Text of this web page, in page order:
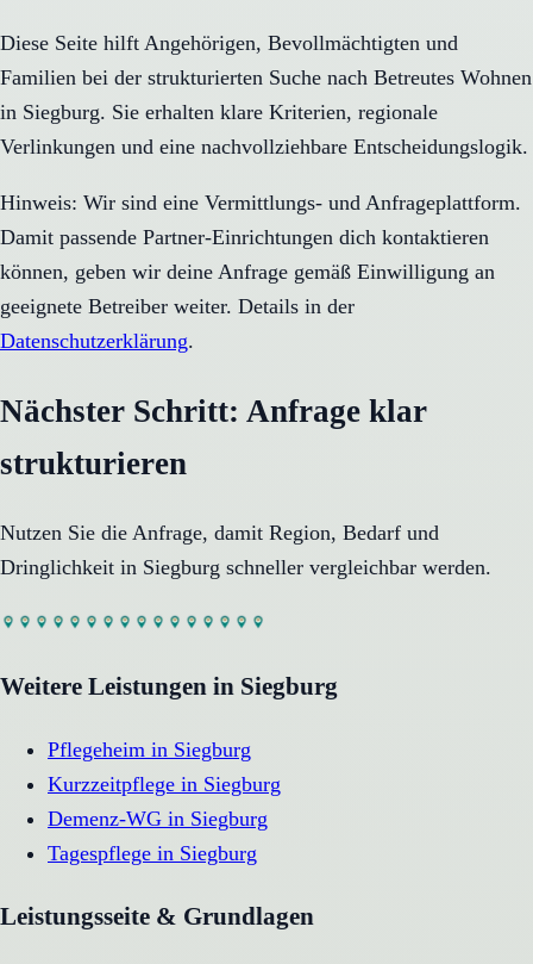
Diese Seite hilft Angehörigen, Bevollmächtigten und
Familien bei der strukturierten Suche nach Betreutes Wohnen
in Siegburg. Sie erhalten klare Kriterien, regionale
Verlinkungen und eine nachvollziehbare Entscheidungslogik.
Hinweis: Wir sind eine Vermittlungs- und Anfrageplattform.
Damit passende Partner-Einrichtungen dich kontaktieren
können, geben wir deine Anfrage gemäß Einwilligung an
geeignete Betreiber weiter. Details in der
Datenschutzerklärung.
Nächster Schritt: Anfrage klar
strukturieren
Nutzen Sie die Anfrage, damit Region, Bedarf und
Dringlichkeit in Siegburg schneller vergleichbar werden.
Weitere Leistungen in Siegburg
Pflegeheim in Siegburg
Kurzzeitpflege in Siegburg
Demenz-WG in Siegburg
Tagespflege in Siegburg
Leistungsseite & Grundlagen